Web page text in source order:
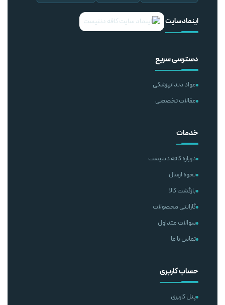
اینماد سایت
دسترسی سریع
مواد دندانپزشکی
مقالات تخصصی
خدمات
درباره کافه دنتیست
نحوه ارسال
بازگشت کالا
گارانتی محصولات
سوالات متداول
تماس با ما
حساب کاربری
پنل کاربری